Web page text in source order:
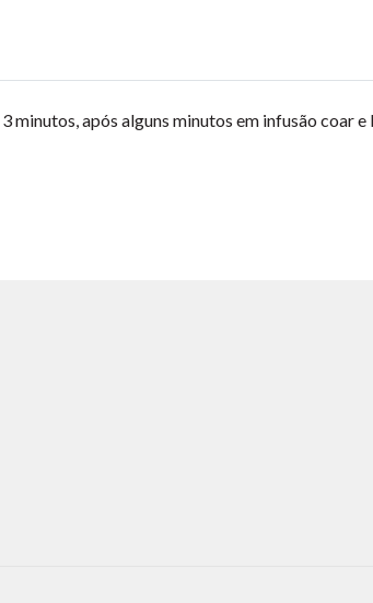
após alguns minutos em infusão coar e